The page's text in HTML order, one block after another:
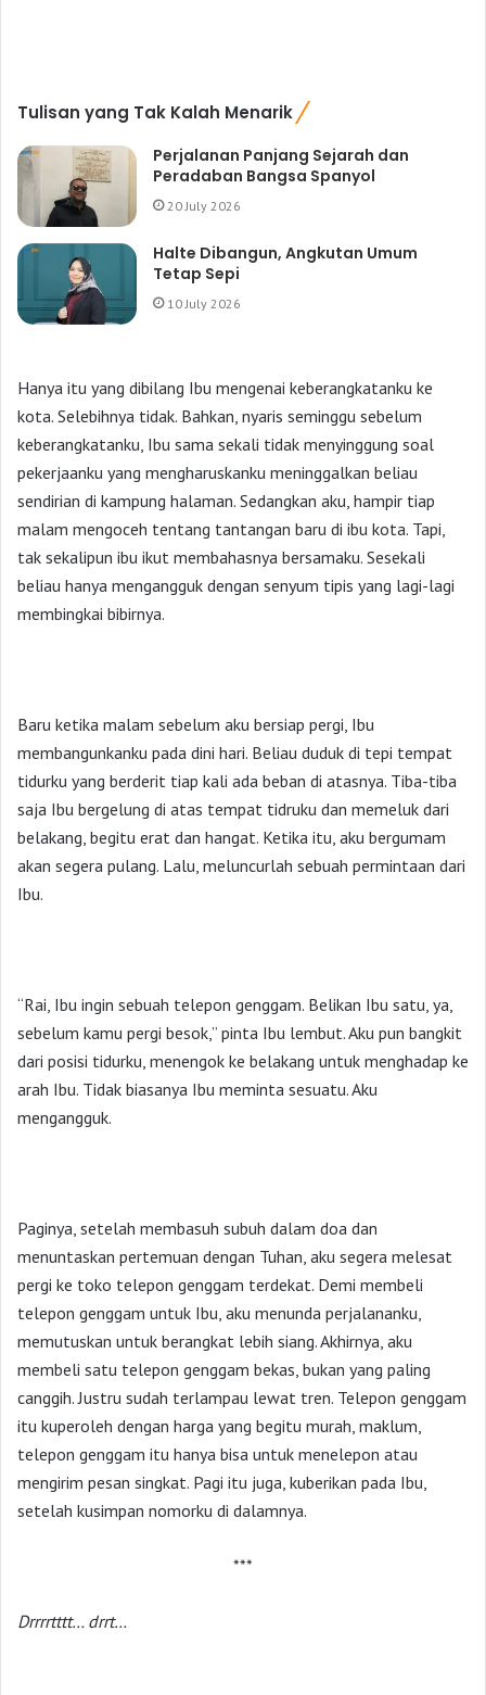
Tulisan yang Tak Kalah Menarik
Perjalanan Panjang Sejarah dan
Peradaban Bangsa Spanyol
20 July 2026
Halte Dibangun, Angkutan Umum
Tetap Sepi
10 July 2026
Hanya itu yang dibilang Ibu mengenai keberangkatanku ke
kota. Selebihnya tidak. Bahkan, nyaris seminggu sebelum
keberangkatanku, Ibu sama sekali tidak menyinggung soal
pekerjaanku yang mengharuskanku meninggalkan beliau
sendirian di kampung halaman. Sedangkan aku, hampir tiap
malam mengoceh tentang tantangan baru di ibu kota. Tapi,
tak sekalipun ibu ikut membahasnya bersamaku. Sesekali
beliau hanya mengangguk dengan senyum tipis yang lagi-lagi
membingkai bibirnya.
Baru ketika malam sebelum aku bersiap pergi, Ibu
membangunkanku pada dini hari. Beliau duduk di tepi tempat
tidurku yang berderit tiap kali ada beban di atasnya. Tiba-tiba
saja Ibu bergelung di atas tempat tidruku dan memeluk dari
belakang, begitu erat dan hangat. Ketika itu, aku bergumam
akan segera pulang. Lalu, meluncurlah sebuah permintaan dari
Ibu.
“Rai, Ibu ingin sebuah telepon genggam. Belikan Ibu satu, ya,
sebelum kamu pergi besok,” pinta Ibu lembut. Aku pun bangkit
dari posisi tidurku, menengok ke belakang untuk menghadap ke
arah Ibu. Tidak biasanya Ibu meminta sesuatu. Aku
mengangguk.
Paginya, setelah membasuh subuh dalam doa dan
menuntaskan pertemuan dengan Tuhan, aku segera melesat
pergi ke toko telepon genggam terdekat. Demi membeli
telepon genggam untuk Ibu, aku menunda perjalananku,
memutuskan untuk berangkat lebih siang. Akhirnya, aku
membeli satu telepon genggam bekas, bukan yang paling
canggih. Justru sudah terlampau lewat tren. Telepon genggam
itu kuperoleh dengan harga yang begitu murah, maklum,
telepon genggam itu hanya bisa untuk menelepon atau
mengirim pesan singkat. Pagi itu juga, kuberikan pada Ibu,
setelah kusimpan nomorku di dalamnya.
***
Drrrrtttt… drrt…